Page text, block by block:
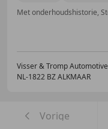
Visser & Tromp Automotive
NL-1822 BZ ALKMAAR
Vorige